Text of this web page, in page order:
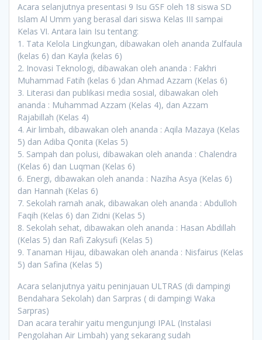
Acara selanjutnya presentasi 9 Isu GSF oleh 18 siswa SD
Islam Al Umm yang berasal dari siswa Kelas III sampai
Kelas VI. Antara lain Isu tentang:
1. Tata Kelola Lingkungan, dibawakan oleh ananda Zulfaula
(kelas 6) dan Kayla (kelas 6)
2. Inovasi Teknologi, dibawakan oleh ananda : Fakhri
Muhammad Fatih (kelas 6 )dan Ahmad Azzam (Kelas 6)
3. Literasi dan publikasi media sosial, dibawakan oleh
ananda : Muhammad Azzam (Kelas 4), dan Azzam
Rajabillah (Kelas 4)
4. Air limbah, dibawakan oleh ananda : Aqila Mazaya (Kelas
5) dan Adiba Qonita (Kelas 5)
5. Sampah dan polusi, dibawakan oleh ananda : Chalendra
(Kelas 6) dan Luqman (Kelas 6)
6. Energi, dibawakan oleh ananda : Naziha Asya (Kelas 6)
dan Hannah (Kelas 6)
7. Sekolah ramah anak, dibawakan oleh ananda : Abdulloh
Faqih (Kelas 6) dan Zidni (Kelas 5)
8. Sekolah sehat, dibawakan oleh ananda : Hasan Abdillah
(Kelas 5) dan Rafi Zakysufi (Kelas 5)
9. Tanaman Hijau, dibawakan oleh ananda : Nisfairus (Kelas
5) dan Safina (Kelas 5)
Acara selanjutnya yaitu peninjauan ULTRAS (di dampingi
Bendahara Sekolah) dan Sarpras ( di dampingi Waka
Sarpras)
Dan acara terahir yaitu mengunjungi IPAL (Instalasi
Pengolahan Air Limbah) yang sekarang sudah